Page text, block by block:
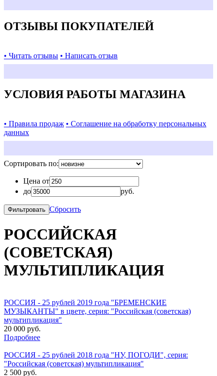
ОТЗЫВЫ ПОКУПАТЕЛЕЙ
• Читать отзывы • Написать отзыв
УСЛОВИЯ РАБОТЫ МАГАЗИНА
• Правила продаж • Соглашение на обработку персональных
данных
Сортировать по:
Цена от
до
руб.
Сбросить
РОССИЙСКАЯ
(СОВЕТСКАЯ)
МУЛЬТИПЛИКАЦИЯ
РОССИЯ - 25 рублей 2019 года "БРЕМЕНСКИЕ
МУЗЫКАНТЫ" в цвете, серия: "Российская (советская)
мультипликация"
20 000 руб.
Подробнее
РОССИЯ - 25 рублей 2018 года "НУ, ПОГОДИ", серия:
"Российская (советская) мультипликация"
2 500 руб.